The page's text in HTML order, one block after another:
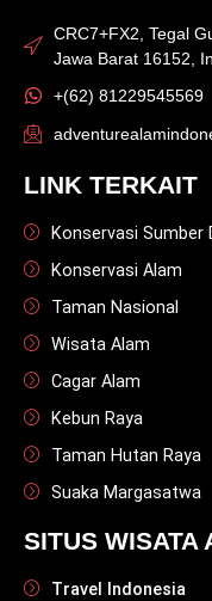
CRC7+FX2, Tegal
Jawa Barat 16152,
+(62) 81229545569
LINK TERKAIT
Konservasi Sumber
Konservasi Alam
Taman Nasional
Wisata Alam
Cagar Alam
Kebun Raya
Taman Hutan Raya
Suaka Margasatwa
SITUS WISATA
Travel Indonesia